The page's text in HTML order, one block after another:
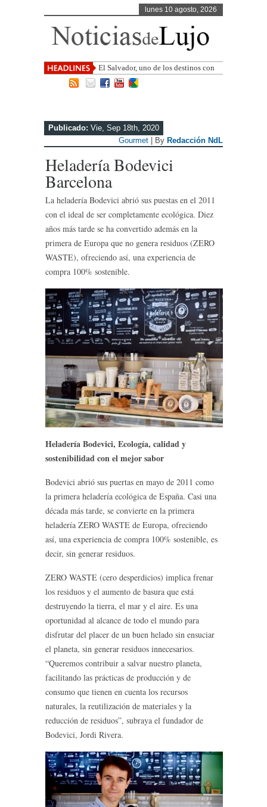
lunes 10 agosto, 2026
El Salvador, uno de los destinos con
mayor proyección de Centroamérica
Publicado: Vie, Sep 18th, 2020
Gourmet | By Redacción NdL
Heladería Bodevici
Barcelona
La heladería Bodevici abrió sus puestas en el 2011
con el ideal de ser completamente ecológica. Diez
años más tarde se ha convertido además en la
primera de Europa que no genera residuos (ZERO
WASTE), ofreciendo así, una experiencia de
compra 100% sostenible.
Heladería Bodevici, Ecología, calidad y
sostenibilidad con el mejor sabor
Bodevici abrió sus puertas en mayo de 2011 como
la primera heladería ecológica de España. Casi una
década más tarde, se convierte en la primera
heladería ZERO WASTE de Europa, ofreciendo
así, una experiencia de compra 100% sostenible, es
decir, sin generar residuos.
ZERO WASTE (cero desperdicios) implica frenar
los residuos y el aumento de basura que está
destruyendo la tierra, el mar y el aire. Es una
oportunidad al alcance de todo el mundo para
disfrutar del placer de un buen helado sin ensuciar
el planeta, sin generar residuos innecesarios.
“Queremos contribuir a salvar nuestro planeta,
facilitando las prácticas de producción y de
consumo que tienen en cuenta los recursos
naturales, la reutilización de materiales y la
reducción de residuos”, subraya el fundador de
Bodevici, Jordi Rivera.